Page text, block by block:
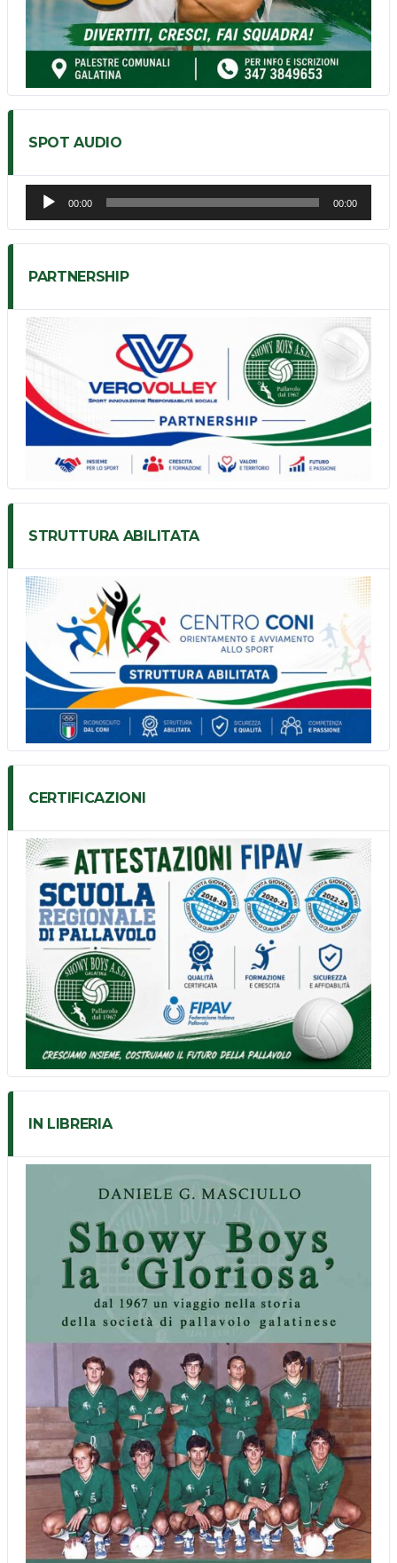
SPOT AUDIO
Audio
Player
00:00 00:00
PARTNERSHIP
STRUTTURA ABILITATA
CERTIFICAZIONI
IN LIBRERIA